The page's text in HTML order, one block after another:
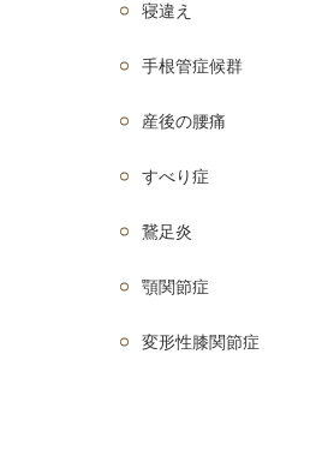
寝違え
手根管症候群
産後の腰痛
すべり症
鵞足炎
顎関節症
変形性膝関節症